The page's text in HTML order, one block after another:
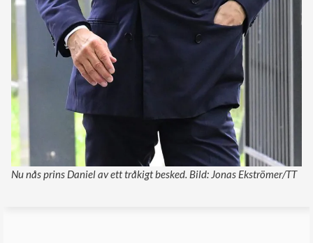
Nu nås prins Daniel av ett tråkigt besked. Bild: Jonas Ekströmer/TT